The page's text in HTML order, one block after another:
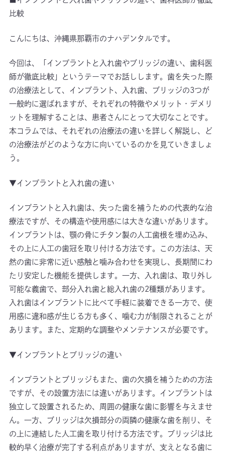
比較
こんにちは、沖縄県那覇市のナハデンタルです。
今回は、「インプラントと入れ歯やブリッジの違い、歯科医
師が徹底比較」というテーマでお話しします。歯を失った際
の治療法として、インプラント、入れ歯、ブリッジの3つが
一般的に選ばれますが、それぞれの特徴やメリット・デメリ
ットを理解することは、患者さんにとって大切なことです。
本コラムでは、それぞれの治療法の違いを詳しく解説し、ど
の治療法がどのような方に向いているのかを見ていきましょ
う。
▼インプラントと入れ歯の違い
インプラントと入れ歯は、失った歯を補うための代表的な治
療法ですが、その構造や使用感には大きな違いがあります。
インプラントは、顎の骨にチタン製の人工歯根を埋め込み、
その上に人工の歯冠を取り付ける方法です。この方法は、天
然の歯に非常に近い感触と噛み合わせを実現し、長期間にわ
たり安定した機能を提供します。一方、入れ歯は、取り外し
可能な義歯で、部分入れ歯と総入れ歯の2種類があります。
入れ歯はインプラントに比べて手軽に装着できる一方で、使
用感に違和感が生じる方も多く、噛む力が制限されることが
あります。また、定期的な調整やメンテナンスが必要です。
▼インプラントとブリッジの違い
インプラントとブリッジもまた、歯の欠損を補うための方法
ですが、その設置方法には違いがあります。インプラントは
独立して設置されるため、周囲の健康な歯に影響を与えませ
ん。一方、ブリッジは欠損部分の両隣の健康な歯を削り、そ
の上に連結した人工歯を取り付ける方法です。ブリッジは比
較的早く治療が完了する利点がありますが、支えとなる歯に